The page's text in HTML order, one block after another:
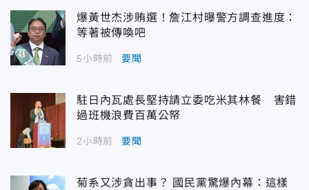
爆黃世杰涉賄選！詹江村曝警方調查進度：
等著被傳喚吧
5小時前 要聞
駐日內瓦處長堅持請立委吃米其林餐 害錯
過班機浪費百萬公帑
2小時前 要聞
菊系又涉貪出事？ 國民黨驚爆內幕：這樣